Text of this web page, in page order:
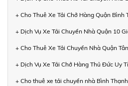
+ Cho Thuê Xe Tải Chở Hàng Quận Bình
+ Dịch Vụ Xe Tải Chuyển Nhà Quận 10
+ Cho Thuê Xe Tải Chuyển Nhà Quận
+ Dịch Vụ Xe Tải Chở Hàng Thủ Đức Uy
+ Cho thuê xe tải chuyển nhà Bình